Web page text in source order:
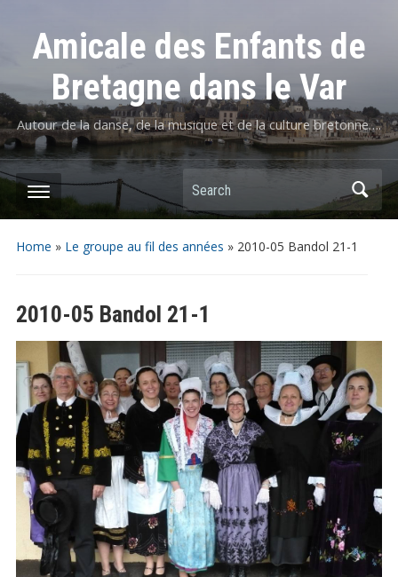
Amicale des Enfants de
Bretagne dans le Var
Autour de la danse, de la musique et de la culture bretonne….
Home » Le groupe au fil des années » 2010-05 Bandol 21-1
2010-05 Bandol 21-1